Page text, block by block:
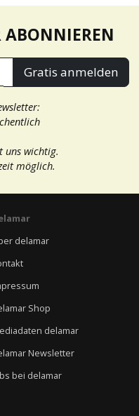
ABONNIEREN
Gratis anmelden
uns wichtig.
möglich.
delamar
Shop
delamar
Newsletter
bei delamar